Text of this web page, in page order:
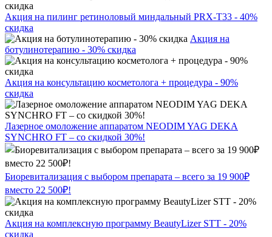
Акция на пилинг ретиноловый миндальный PRX-T33 - 40%
скидка
Акция на
ботулинотерапию - 30% скидка
Акция на консультацию косметолога + процедура - 90%
скидка
Лазерное омоложение аппаратом NEODIM YAG DEKA
SYNCHRO FT – со скидкой 30%!
Биоревитализация с выбором препарата – всего за 19 900₽
вместо 22 500₽!
Акция на комплексную программу BeautyLizer STT - 20%
скидка